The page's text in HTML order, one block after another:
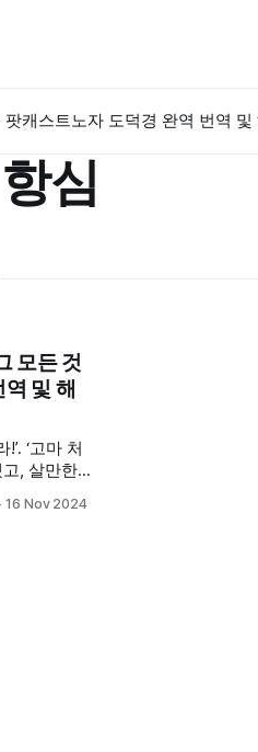
캐스트노자 도덕경 완역 번역
항심
모든 것
및 해
‘고마 처
, 살만한데
으로 보아
16 Nov 2024